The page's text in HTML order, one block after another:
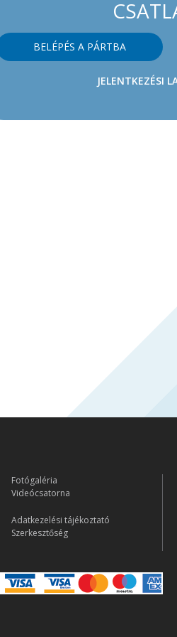
BELÉPÉS A PÁRTBA
JELENTKEZÉSI
Fotógaléria
Videócsatorna
Adatkezelési tájékoztató
Szerkesztőség